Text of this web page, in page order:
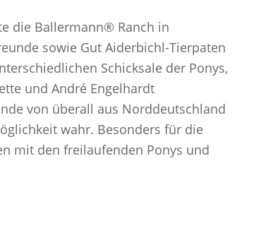
die Ballermann® Ranch in
sowie Gut Aiderbichl-Tierpaten
Schicksale der Ponys,
und André Engelhardt
von überall aus Norddeutschland
wahr. Besonders für die
mit den freilaufenden Ponys und